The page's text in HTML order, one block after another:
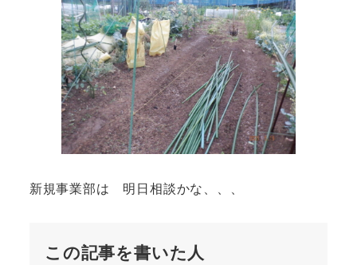
新規事業部は 明日相談かな、、、
この記事を書いた人